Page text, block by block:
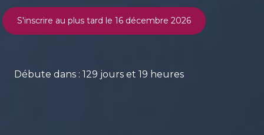
S'inscrire au plus tard le 16 décembre 2026
Débute dans : 129 jours et 19 heures